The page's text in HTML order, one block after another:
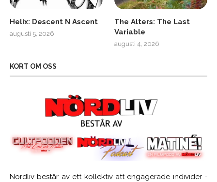
Helix: Descent N Ascent
augusti 5, 2026
The Alters: The Last
Variable
augusti 4, 2026
KORT OM OSS
Nördliv består av ett kollektiv att engagerade individer -